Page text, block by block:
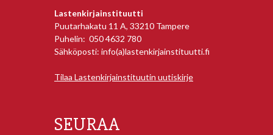
Lastenkirjainstituutti
Puutarhakatu 11 A, 33210 Tampere
Puhelin: 050 4632 780
Sähköposti: info(a)lastenkirjainstituutti.fi
Tilaa Lastenkirjainstituutin uutiskirje
SEURAA